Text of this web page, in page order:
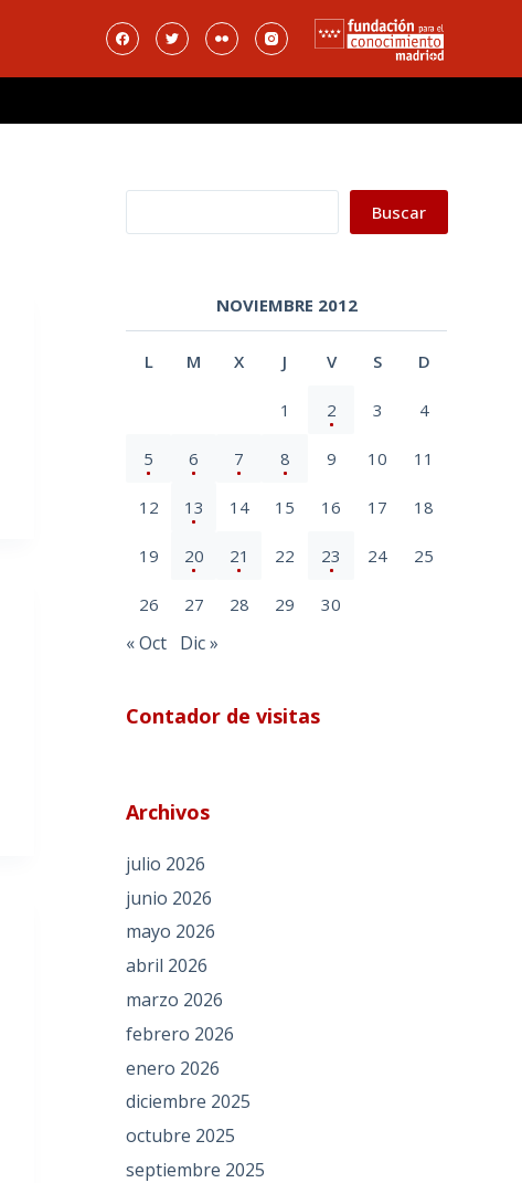
Buscar
NOVIEMBRE 2012
L M X J V S D
1 2 3 4
5 6 7 8 9 10 11
12 13 14 15 16 17 18
19 20 21 22 23 24 25
26 27 28 29 30
« Oct Dic »
Contador de visitas
Archivos
julio 2026
junio 2026
mayo 2026
abril 2026
marzo 2026
febrero 2026
enero 2026
diciembre 2025
octubre 2025
septiembre 2025